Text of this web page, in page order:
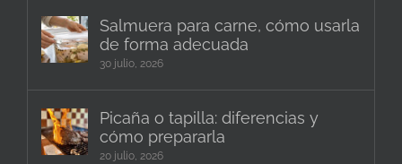
Salmuera para carne, cómo usarla
de forma adecuada
30 julio, 2026
Picaña o tapilla: diferencias y
cómo prepararla
20 julio, 2026